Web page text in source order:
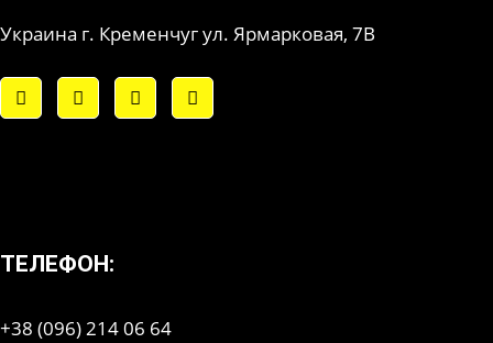
Украина г. Кременчуг ул. Ярмарковая, 7В
ТЕЛЕФОН:
+38 (096) 214 06 64